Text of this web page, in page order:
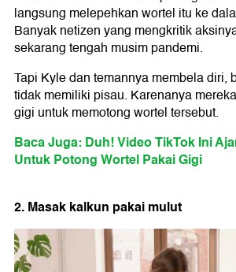
langsung melepehkan wortel itu ke
Banyak netizen yang mengkritik
sekarang tengah musim pandemi.
Tapi Kyle dan temannya membela diri,
tidak memiliki pisau. Karenanya
gigi untuk memotong wortel tersebut.
Baca Juga: Duh! Video TikTok Ini
Untuk Potong Wortel Pakai Gigi
2. Masak kalkun pakai mulut